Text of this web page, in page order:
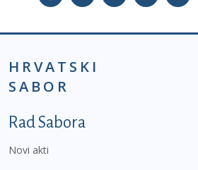
HRVATSKI
SABOR
Podnožje prvi izbornik
Rad Sabora
Novi akti